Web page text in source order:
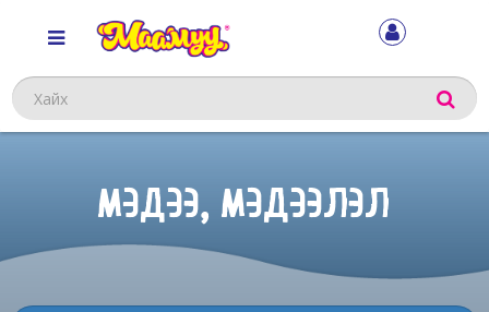
Хайх
МЭДЭЭ, МЭДЭЭЛЭЛ